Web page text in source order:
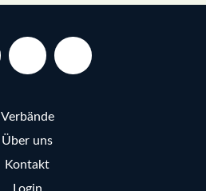
Verbände
Über uns
Kontakt